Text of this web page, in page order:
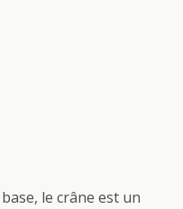
le crâne est un